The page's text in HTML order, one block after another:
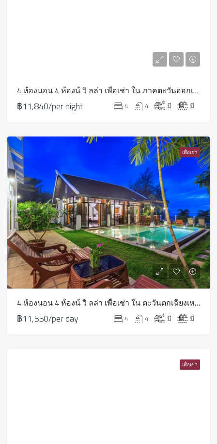
4 ห้องนอน 4 ห้องน้ วิ ลล่า เพื่อเช่า ใน ภาคตะวันออกเฉียงเหนือ – HV0229
฿11,840/per night 4 4 มี มี
เพื่อเช่า
4 ห้องนอน 4 ห้องน้ วิ ลล่า เพื่อเช่า ใน ตะวันตกเฉียงเหนือ – HV0244
฿11,550/per day 4 4 มี มี
เพื่อเช่า